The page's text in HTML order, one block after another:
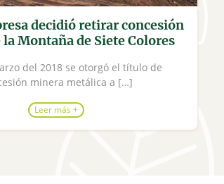
decidió retirar concesión
Montaña de Siete Colores
del 2018 se otorgó el título de
minera metálica a […]
Leer más +